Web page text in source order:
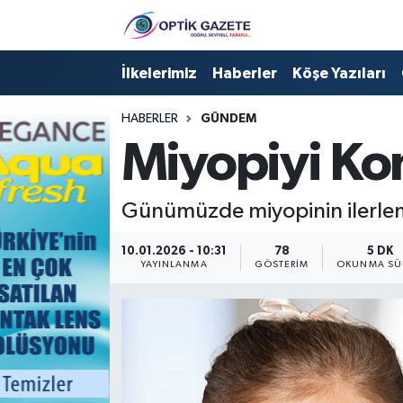
İlkelerimiz Haberler Köşe Yazıları
HABERLER GÜNDEM
Miyopiyi
Günümüzde miyopinin
10.01.2026 - 10:31
YAYINLANMA
78
GÖSTERIM
5 DK
OKUNMA
Nöbetçi Eczaneler
Hava Durumu
İstanbul Namaz Vakitleri
Trafik Durumu
Süper Lig Puan Durumu ve Fikstür
Tüm Manşetler
Son Dakika Haberleri
Haber Arşivi